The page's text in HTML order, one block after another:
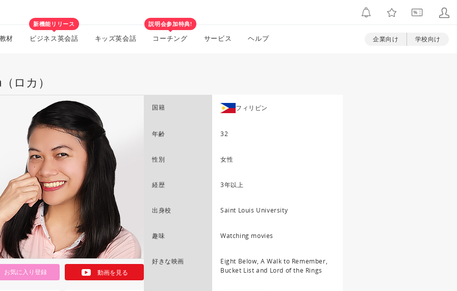
材
新機能リリース
ビジネス英会話 キッズ英会話
説明会参加特典!
コーチング サービス ヘルプ 企業向け 学校向け
ロカ）
お気に入り登録 動画を見る
国籍 フィリピン
年齢 32
性別 女性
経歴 3年以上
出身校 Saint Louis University
趣味 Watching movies
好きな映画
Eight Below, A Walk to Remember,
Bucket List and Lord of the Rings